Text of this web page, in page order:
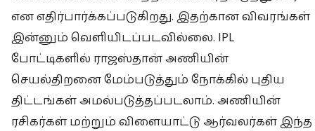
என எதிர்பார்க்கப்படுகிறது. இதற்கான விவரங்கள்
இன்னும் வெளியிடப்படவில்லை. IPL
போட்டிகளில் ராஜஸ்தான் அணியின்
செயல்திறனை மேம்படுத்தும் நோக்கில் புதிய
திட்டங்கள் அமல்படுத்தப்படலாம். அணியின்
ரசிகர்கள் மற்றும் விளையாட்டு ஆர்வலர்கள் இந்த